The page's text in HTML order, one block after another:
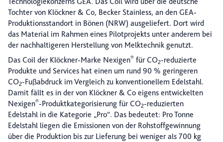
Tochter von Klöckner & Co, Becker Stainless, an den GEA-
Produktionsstandort in Bönen (NRW) ausgeliefert. Dort wird
das Material im Rahmen eines Pilotprojekts unter anderem bei
der nachhaltigeren Herstellung von Melktechnik genutzt.
Das Coil der Klöckner-Marke Nexigen® für CO2-reduzierte
Produkte und Services hat einen um rund 90 % geringeren
CO2-Fußabdruck im Vergleich zu konventionellem Edelstahl.
Damit fällt es in der von Klöckner & Co eigens entwickelten
Nexigen®-Produktkategorisierung für CO2-reduzierten
Edelstahl in die Kategorie „Pro“. Das bedeutet: Pro Tonne
Edelstahl liegen die Emissionen von der Rohstoffgewinnung
über die Produktion bis zur Lieferung bei weniger als 700 kg